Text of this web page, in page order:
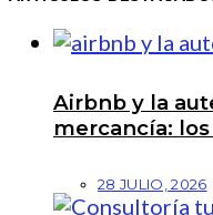
Airbnb y la
mercancía:
28 JULIO, 2026